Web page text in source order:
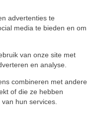
advertenties te
media te bieden en om
van onze site met
en analyse.
combineren met andere
of die ze hebben
hun services.
DIN
★
★